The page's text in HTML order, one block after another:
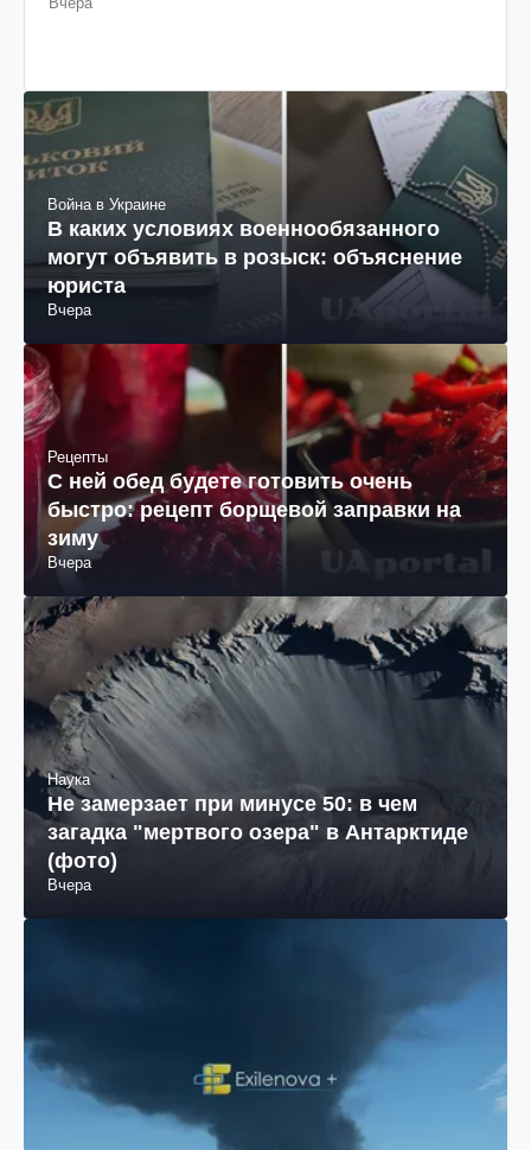
Война в Украине
В каких условиях военнообязанного
могут объявить в розыск: объяснение
юриста
Вчера
Рецепты
С ней обед будете готовить очень
быстро: рецепт борщевой заправки на
зиму
Вчера
Наука
Не замерзает при минусе 50: в чем
загадка "мертвого озера" в Антарктиде
(фото)
Вчера